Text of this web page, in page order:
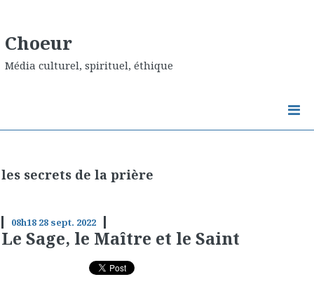
Choeur
Média culturel, spirituel, éthique
les secrets de la prière
08h18 28 sept. 2022
Le Sage, le Maître et le Saint